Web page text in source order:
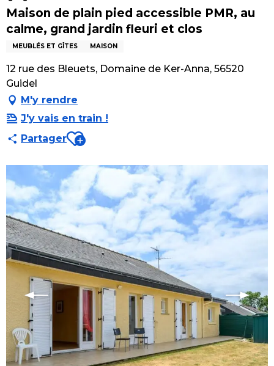
Maison de plain pied accessible PMR, au
calme, grand jardin fleuri et clos
MEUBLÉS ET GÎTES MAISON
12 rue des Bleuets, Domaine de Ker-Anna, 56520
Guidel
M'y rendre
J'y vais en train !
PartagerAjouter aux favoris